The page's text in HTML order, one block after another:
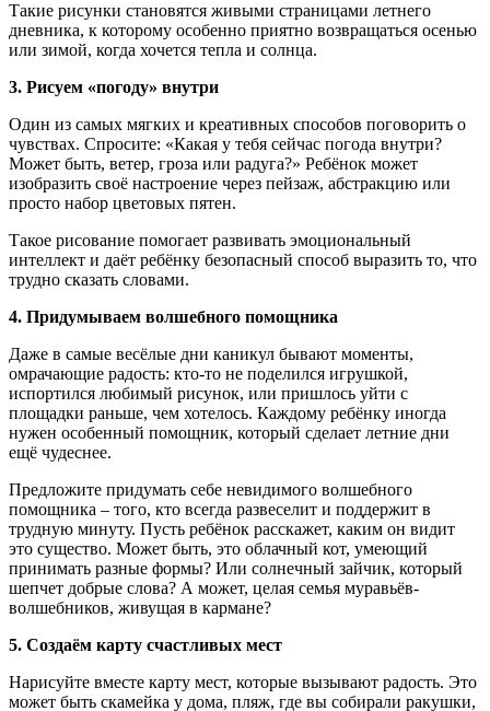
Такие рисунки становятся живыми страницами летнего
дневника, к которому особенно приятно возвращаться осенью
или зимой, когда хочется тепла и солнца.
3. Рисуем «погоду» внутри
Один из самых мягких и креативных способов поговорить о
чувствах. Спросите: «Какая у тебя сейчас погода внутри?
Может быть, ветер, гроза или радуга?» Ребёнок может
изобразить своё настроение через пейзаж, абстракцию или
просто набор цветовых пятен.
Такое рисование помогает развивать эмоциональный
интеллект и даёт ребёнку безопасный способ выразить то, что
трудно сказать словами.
4. Придумываем волшебного помощника
Даже в самые весёлые дни каникул бывают моменты,
омрачающие радость: кто-то не поделился игрушкой,
испортился любимый рисунок, или пришлось уйти с
площадки раньше, чем хотелось. Каждому ребёнку иногда
нужен особенный помощник, который сделает летние дни
ещё чудеснее.
Предложите придумать себе невидимого волшебного
помощника – того, кто всегда развеселит и поддержит в
трудную минуту. Пусть ребёнок расскажет, каким он видит
это существо. Может быть, это облачный кот, умеющий
принимать разные формы? Или солнечный зайчик, который
шепчет добрые слова? А может, целая семья муравьёв-
волшебников, живущая в кармане?
5. Создаём карту счастливых мест
Нарисуйте вместе карту мест, которые вызывают радость. Это
может быть скамейка у дома, пляж, где вы собирали ракушки,